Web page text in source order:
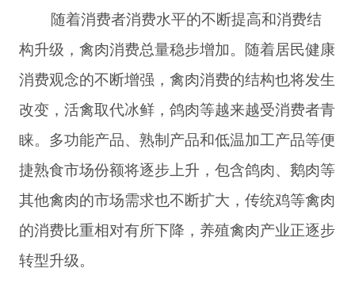
随着消费者消费水平的不断提高和消费结
构升级，禽肉消费总量稳步增加。随着居民健康
消费观念的不断增强，禽肉消费的结构也将发生
改变，活禽取代冰鲜，鸽肉等越来越受消费者青
睐。多功能产品、熟制产品和低温加工产品等便
捷熟食市场份额将逐步上升，包含鸽肉、鹅肉等
其他禽肉的市场需求也不断扩大，传统鸡等禽肉
的消费比重相对有所下降，养殖禽肉产业正逐步
转型升级。